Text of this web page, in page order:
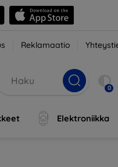
Reklamaatio
0
Elektroniikka